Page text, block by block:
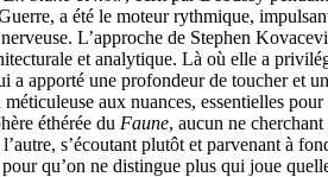
a été le moteur rythmique,
L’approche de Stephen
et analytique. Là où elle a
a apporté une profondeur de toucher et
méticuleuse aux nuances, essentielles pour
éthérée du Faune, aucun ne cherchant
s’écoutant plutôt et parvenant à
pour qu’on ne distingue plus qui joue